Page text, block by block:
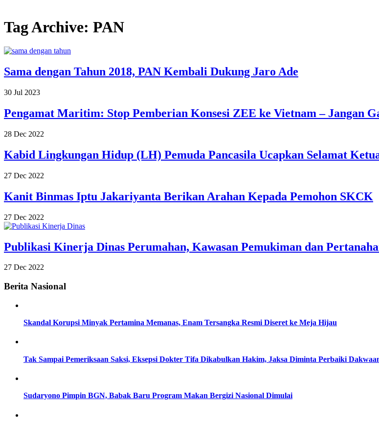
Tag Archive: PAN
Sama dengan Tahun 2018, PAN Kembali Dukung Jaro Ade
30 Jul 2023
Pengamat Maritim: Stop Pemberian Konsesi ZEE ke Vietnam – Jangan
28 Dec 2022
Kabid Lingkungan Hidup (LH) Pemuda Pancasila Ucapkan Selamat
27 Dec 2022
Kanit Binmas Iptu Jakariyanta Berikan Arahan Kepada Pemohon SKCK
27 Dec 2022
Publikasi Kinerja Dinas Perumahan, Kawasan Pemukiman dan
27 Dec 2022
Berita Nasional
Skandal Korupsi Minyak Pertamina Memanas, Enam Tersangka Resmi Diseret ke Meja Hijau
Tak Sampai Pemeriksaan Saksi, Eksepsi Dokter Tifa Dikabulkan Hakim, Jaksa Diminta Perbaiki
Sudaryono Pimpin BGN, Babak Baru Program Makan Bergizi Nasional Dimulai